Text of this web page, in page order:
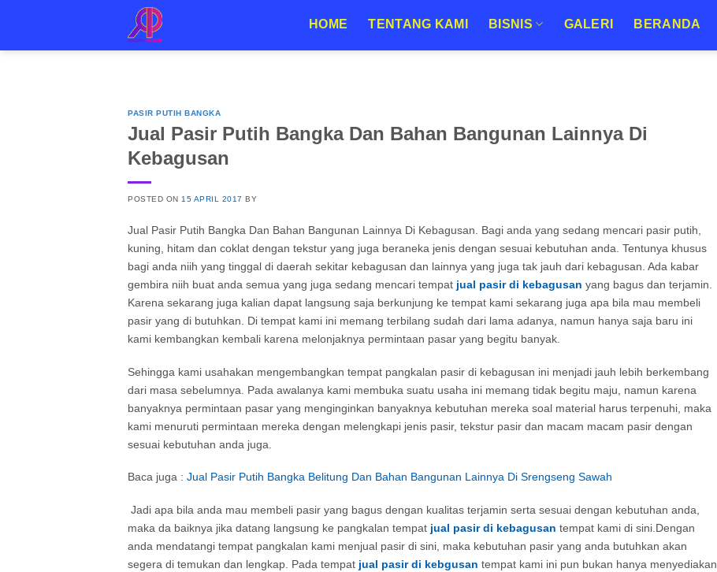
HOME TENTANG KAMI BISNIS GALERI BERANDA
PASIR PUTIH BANGKA
Jual Pasir Putih Bangka Dan Bahan Bangunan Lainnya Di
Kebagusan
POSTED ON15 APRIL 2017 BY
Jual Pasir Putih Bangka Dan Bahan Bangunan Lainnya Di Kebagusan. Bagi anda yang sedang mencari pasir putih,
kuning, hitam dan coklat dengan tekstur yang juga beraneka jenis dengan sesuai kebutuhan anda. Tentunya khusus
bagi anda niih yang tinggal di daerah sekitar kebagusan dan lainnya yang juga tak jauh dari kebagusan. Ada kabar
gembira niih buat anda semua yang juga sedang mencari tempat jual pasir di kebagusan yang bagus dan terjamin.
Karena sekarang juga kalian dapat langsung saja berkunjung ke tempat kami sekarang juga apa bila mau membeli
pasir yang di butuhkan. Di tempat kami ini memang terbilang sudah dari lama adanya, namun hanya saja baru ini
kami kembangkan kembali karena melonjaknya permintaan pasar yang begitu banyak.
Sehingga kami usahakan mengembangkan tempat pangkalan pasir di kebagusan ini menjadi jauh lebih berkembang
dari masa sebelumnya. Pada awalanya kami membuka suatu usaha ini memang tidak begitu maju, namun karena
banyaknya permintaan pasar yang menginginkan banyaknya kebutuhan mereka soal material harus terpenuhi, maka
kami menuruti permintaan mereka dengan melengkapi jenis pasir, tekstur pasir dan macam macam pasir dengan
sesuai kebutuhan anda juga.
Baca juga : Jual Pasir Putih Bangka Belitung Dan Bahan Bangunan Lainnya Di Srengseng Sawah
Jadi apa bila anda mau membeli pasir yang bagus dengan kualitas terjamin serta sesuai dengan kebutuhan anda,
maka da baiknya jika datang langsung ke pangkalan tempat jual pasir di kebagusan tempat kami di sini.Dengan
anda mendatangi tempat pangkalan kami menjual pasir di sini, maka kebutuhan pasir yang anda butuhkan akan
segera di temukan dan lengkap. Pada tempat jual pasir di kebgusan tempat kami ini pun bukan hanya menyediakan